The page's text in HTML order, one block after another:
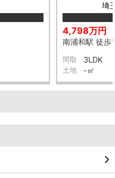
埼
4,798万円
南浦和駅 徒歩
間取 3LDK
土地 -㎡